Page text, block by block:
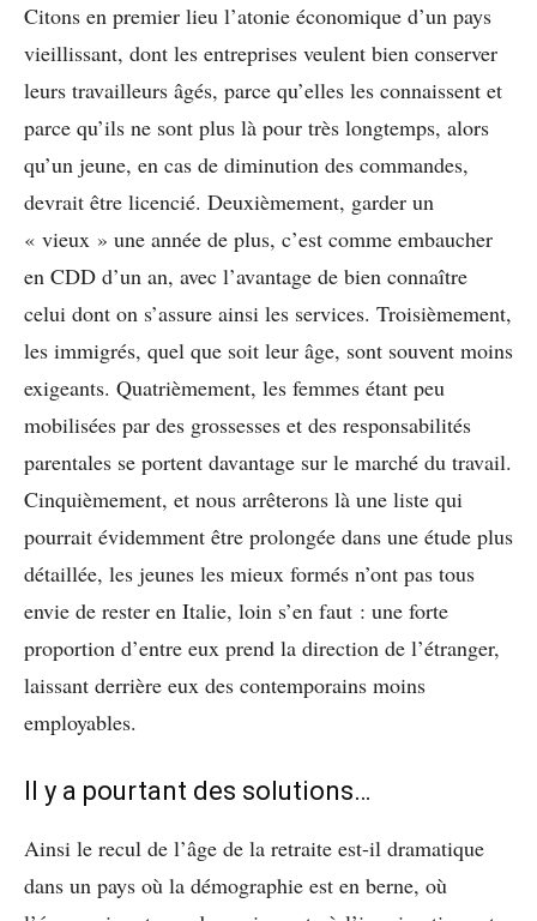
Citons en premier lieu l’atonie économique d’un pays
vieillissant, dont les entreprises veulent bien conserver
leurs travailleurs âgés, parce qu’elles les connaissent et
parce qu’ils ne sont plus là pour très longtemps, alors
qu’un jeune, en cas de diminution des commandes,
devrait être licencié. Deuxièmement, garder un
« vieux » une année de plus, c’est comme embaucher
en CDD d’un an, avec l’avantage de bien connaître
celui dont on s’assure ainsi les services. Troisièmement,
les immigrés, quel que soit leur âge, sont souvent moins
exigeants. Quatrièmement, les femmes étant peu
mobilisées par des grossesses et des responsabilités
parentales se portent davantage sur le marché du travail.
Cinquièmement, et nous arrêterons là une liste qui
pourrait évidemment être prolongée dans une étude plus
détaillée, les jeunes les mieux formés n’ont pas tous
envie de rester en Italie, loin s’en faut : une forte
proportion d’entre eux prend la direction de l’étranger,
laissant derrière eux des contemporains moins
employables.
Il y a pourtant des solutions…
Ainsi le recul de l’âge de la retraite est-il dramatique
dans un pays où la démographie est en berne, où